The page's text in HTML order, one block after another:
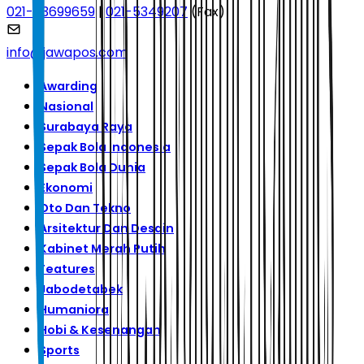
021-53699659 |021-5349207 (Fax)
info@jawapos.com
Awarding
Nasional
Surabaya Raya
Sepak Bola Indonesia
Sepak Bola Dunia
Ekonomi
Oto Dan Tekno
Arsitektur Dan Desain
Kabinet Merah Putih
Features
Jabodetabek
Humaniora
Hobi & Kesenangan
Sports